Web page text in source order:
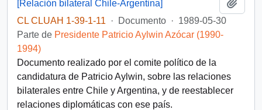
[Relación bilateral Chile-Argentina]
CL CLUAH 1-39-1-11
· Documento · 1989-05-30
Parte de Presidente Patricio Aylwin Azócar (1990-
1994)
Documento realizado por el comite político de la
candidatura de Patricio Aylwin, sobre las relaciones
bilaterales entre Chile y Argentina, y de reestablecer
relaciones diplomáticas con ese país.